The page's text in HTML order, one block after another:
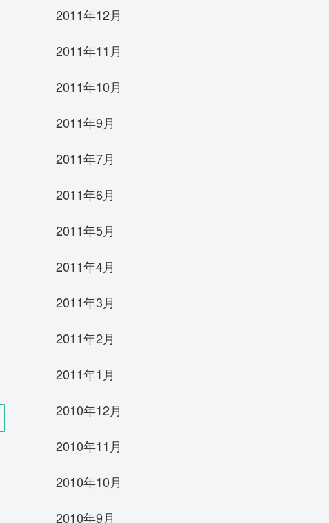
2011年12月
2011年11月
2011年10月
2011年9月
2011年7月
2011年6月
2011年5月
2011年4月
2011年3月
2011年2月
2011年1月
2010年12月
2010年11月
2010年10月
2010年9月